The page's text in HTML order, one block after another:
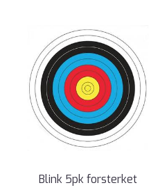
Blink 5pk forsterket